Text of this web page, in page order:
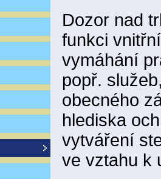
Dozor nad
funkci
vymáhání
popř.
obecného
hlediska
vytváření
ve vztahu k